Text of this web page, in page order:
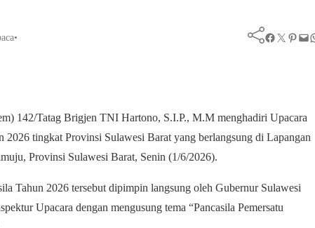
• Facebook Twitter Pinterest Mail WhatsApp
142/Tatag Brigjen TNI Hartono, S.I.P., M.M menghadiri Upacara
2026 tingkat Provinsi Sulawesi Barat yang berlangsung di Lapangan
Provinsi Sulawesi Barat, Senin (1/6/2026).
Tahun 2026 tersebut dipimpin langsung oleh Gubernur Sulawesi
Upacara dengan mengusung tema “Pancasila Pemersatu